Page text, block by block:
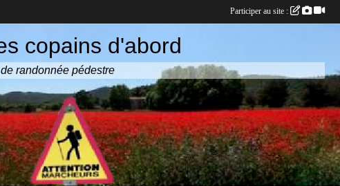
copains d'abord
randonnée pédestre
Participer au site :